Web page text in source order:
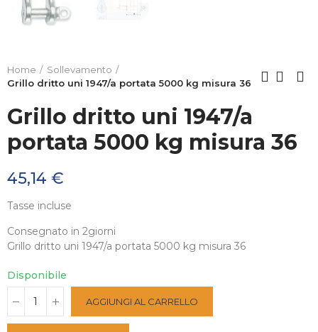
Home
Sollevamento
Grillo dritto uni 1947/a portata 5000 kg misura 36
Grillo dritto uni 1947/a
portata 5000 kg misura 36
45,14 €
Tasse incluse
Consegnato in 2giorni
Grillo dritto uni 1947/a portata 5000 kg misura 36
Disponibile
AGGIUNGI AL CARRELLO